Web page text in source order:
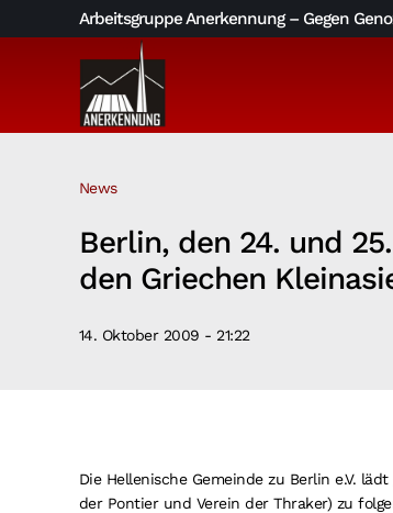
to
Arbeitsgruppe Anerkennung – Gegen
News
Berlin, den 24. und
den Griechen
14. Oktober 2009 - 21:22
Die Hellenische Gemeinde zu Berlin e.V.
der Pontier und Verein der Thraker) zu